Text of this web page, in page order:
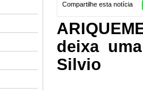
Compartilhe esta notícia
deixa
Silvio